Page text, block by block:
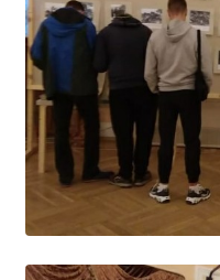
Центр карьеры
Противодействие
Всероссийское
Региональная
СВЕДЕНИЯ ОБ
Основные сведения
организацией